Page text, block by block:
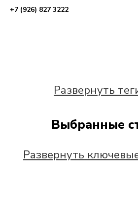
+7 (926) 827 3222
Развернуть
Выбранные
Развернуть